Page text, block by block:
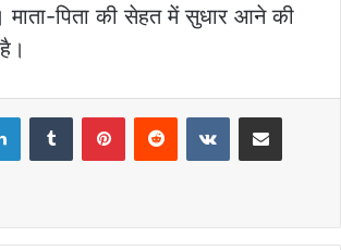
पिता की सेहत में सुधार आने की
LinkedInTumblr PinterestReddit VKontakteShare via Email